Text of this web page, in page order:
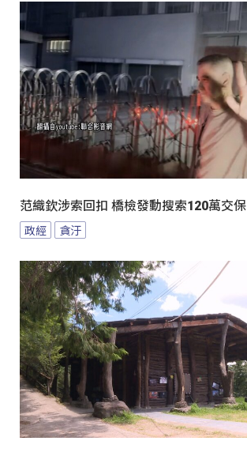
范織欽涉索回扣 橋檢發動搜索120萬交保
政經 貪汙